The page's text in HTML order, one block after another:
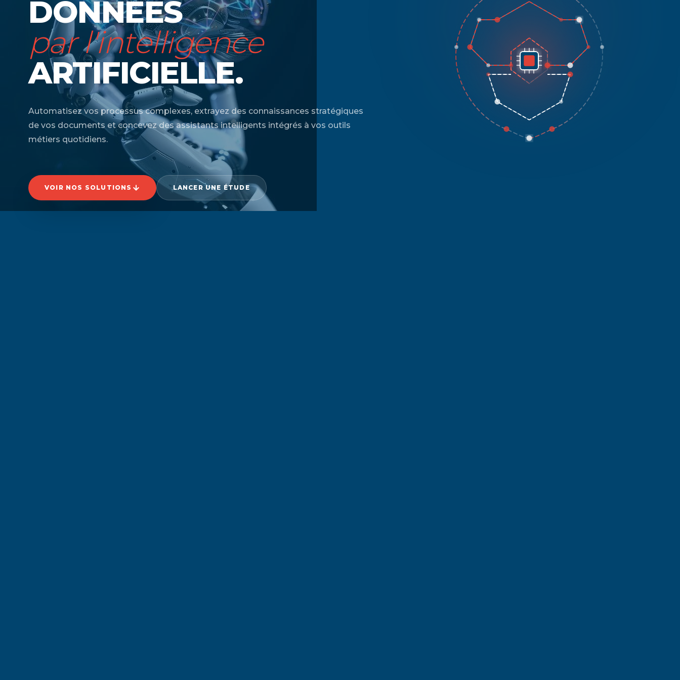
DONNÉES
par l'intelligence
ARTIFICIELLE.
Automatisez vos processus complexes, extrayez des connaissances stratégiques
de vos documents et concevez des assistants intelligents intégrés à vos outils
métiers quotidiens.
VOIR NOS SOLUTIONS LANCER UNE ÉTUDE